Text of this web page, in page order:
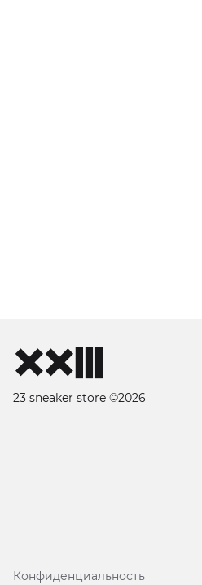
23 sneaker store ©2026
Конфиденциальность